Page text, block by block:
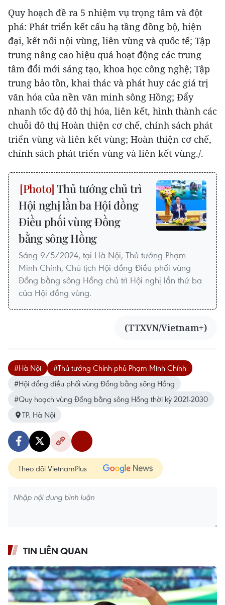
Quy hoạch đề ra 5 nhiệm vụ trọng tâm và đột
phá: Phát triển kết cấu hạ tầng đồng bộ, hiện
đại, kết nối nội vùng, liên vùng và quốc tế; Tập
trung nâng cao hiệu quả hoạt động các trung
tâm đổi mới sáng tạo, khoa học công nghệ; Tập
trung bảo tồn, khai thác và phát huy các giá trị
văn hóa của nền văn minh sông Hồng; Đẩy
nhanh tốc độ đô thị hóa, liên kết, hình thành các
chuỗi đô thị Hoàn thiện cơ chế, chính sách phát
triển vùng và liên kết vùng; Hoàn thiện cơ chế,
chính sách phát triển vùng và liên kết vùng./.
Thủ tướng chủ trì
Hội nghị lần ba Hội đồng
Điều phối vùng Đồng
bằng sông Hồng
Sáng 9/5/2024, tại Hà Nội, Thủ tướng Phạm
Minh Chính, Chủ tịch Hội đồng Điều phối vùng
Đồng bằng sông Hồng chủ trì Hội nghị lần thứ ba
của Hội đồng vùng.
(TTXVN/Vietnam+)
#Hà Nội
#Thủ tướng Chính phủ Phạm Minh Chính
#Hội đồng điều phối vùng Đồng bằng sông Hồng
#Quy hoạch vùng Đồng bằng sông Hồng thời kỳ 2021-2030
TP. Hà Nội
Theo dõi VietnamPlus
TIN LIÊN QUAN